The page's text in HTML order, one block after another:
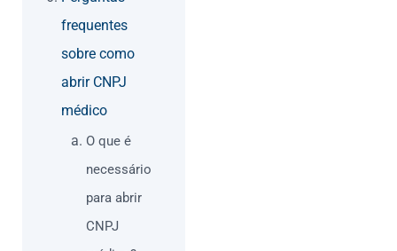
frequentes
sobre como
abrir CNPJ
médico
O que é
necessário
para abrir
CNPJ